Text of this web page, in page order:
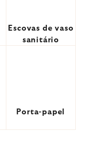
Escovas de vaso
sanitário
Porta-papel